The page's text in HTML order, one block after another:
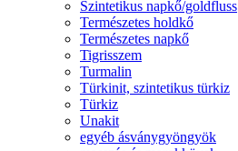
Szintetikus napkő/goldfluss
Természetes holdkő
Természetes napkő
Tigrisszem
Turmalin
Türkinit, szintetikus türkiz
Türkiz
Unakit
egyéb ásványgyöngyök